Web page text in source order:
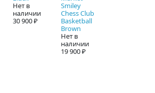
Нет в
наличии
30 900 ₽
Smiley
Chess Club
Basketball
Brown
Нет в
наличии
19 900 ₽